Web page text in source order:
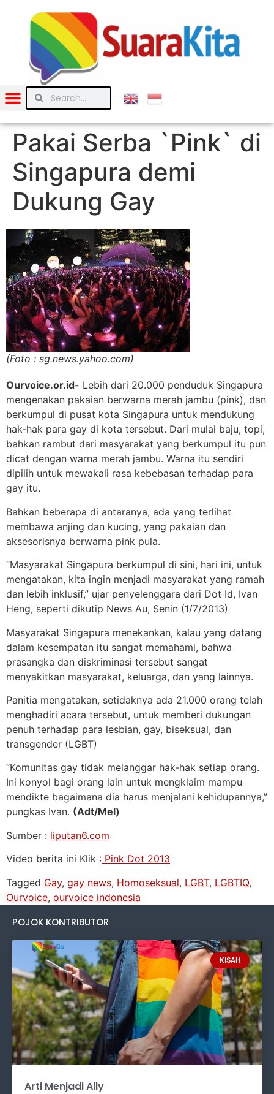
Pakai Serba `Pink` di
Singapura demi
Dukung Gay
(Foto : sg.news.yahoo.com)
Ourvoice.or.id- Lebih dari 20.000 penduduk Singapura
mengenakan pakaian berwarna merah jambu (pink), dan
berkumpul di pusat kota Singapura untuk mendukung
hak-hak para gay di kota tersebut. Dari mulai baju, topi,
bahkan rambut dari masyarakat yang berkumpul itu pun
dicat dengan warna merah jambu. Warna itu sendiri
dipilih untuk mewakali rasa kebebasan terhadap para
gay itu.
Bahkan beberapa di antaranya, ada yang terlihat
membawa anjing dan kucing, yang pakaian dan
aksesorisnya berwarna pink pula.
“Masyarakat Singapura berkumpul di sini, hari ini, untuk
mengatakan, kita ingin menjadi masyarakat yang ramah
dan lebih inklusif,” ujar penyelenggara dari Dot Id, Ivan
Heng, seperti dikutip News Au, Senin (1/7/2013)
Masyarakat Singapura menekankan, kalau yang datang
dalam kesempatan itu sangat memahami, bahwa
prasangka dan diskriminasi tersebut sangat
menyakitkan masyarakat, keluarga, dan yang lainnya.
Panitia mengatakan, setidaknya ada 21.000 orang telah
menghadiri acara tersebut, untuk memberi dukungan
penuh terhadap para lesbian, gay, biseksual, dan
transgender (LGBT)
“Komunitas gay tidak melanggar hak-hak setiap orang.
Ini konyol bagi orang lain untuk mengklaim mampu
mendikte bagaimana dia harus menjalani kehidupannya,”
pungkas Ivan. (Adt/Mel)
Sumber : liputan6.com
Video berita ini Klik : Pink Dot 2013
Tagged Gay, gay news, Homoseksual, LGBT, LGBTIQ,
Ourvoice, ourvoice indonesia
POJOK KONTRIBUTOR
KISAH
Arti Menjadi Ally